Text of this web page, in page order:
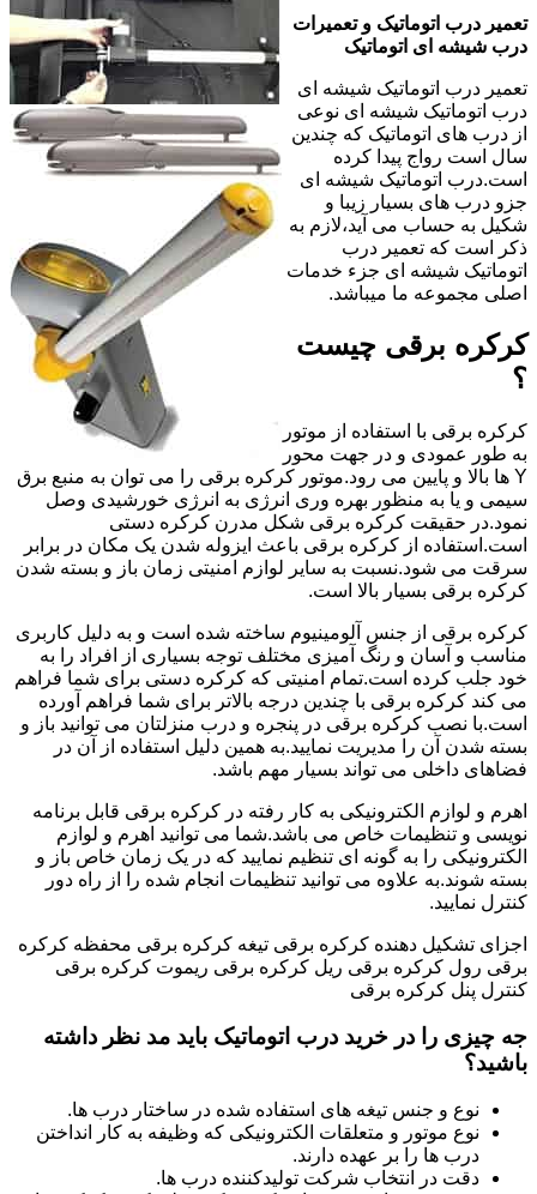
تعمیر درب اتوماتیک و تعمیرات
درب شیشه ای اتوماتیک
تعمیر درب اتوماتیک شیشه ای
درب اتوماتیک شیشه ای نوعی
از درب های اتوماتیک که چندین
سال است رواج پیدا کرده
است.درب اتوماتیک شیشه ای
جزو درب های بسیار زیبا و
شکیل به حساب می آید،لازم به
ذکر است که تعمیر درب
اتوماتیک شیشه ای جزء خدمات
اصلی مجموعه ما میباشد.
کرکره برقی چیست
؟
کرکره برقی با استفاده از موتور
به طور عمودی و در جهت محور
Y ها بالا و پایین می رود.موتور کرکره برقی را می توان به منبع برق
سیمی و یا به منظور بهره وری انرژی به انرژی خورشیدی وصل
نمود.در حقیقت کرکره برقی شکل مدرن کرکره دستی
است.استفاده از کرکره برقی باعث ایزوله شدن یک مکان در برابر
سرقت می شود.نسبت به سایر لوازم امنیتی زمان باز و بسته شدن
کرکره برقی بسیار بالا است.
کرکره برقی از جنس آلومینیوم ساخته شده است و به دلیل کاربری
مناسب و آسان و رنگ آمیزی مختلف توجه بسیاری از افراد را به
خود جلب کرده است.تمام امنیتی که کرکره دستی برای شما فراهم
می کند کرکره برقی با چندین درجه بالاتر برای شما فراهم آورده
است.با نصب کرکره برقی در پنجره و درب منزلتان می توانید باز و
بسته شدن آن را مدیریت نمایید.به همین دلیل استفاده از آن در
فضاهای داخلی می تواند بسیار مهم باشد.
اهرم و لوازم الکترونیکی به کار رفته در کرکره برقی قابل برنامه
نویسی و تنظیمات خاص می باشد.شما می توانید اهرم و لوازم
الکترونیکی را به گونه ای تنظیم نمایید که در یک زمان خاص باز و
بسته شوند.به علاوه می توانید تنظیمات انجام شده را از راه دور
کنترل نمایید.
اجزای تشکیل دهنده کرکره برقی تیغه کرکره برقی محفظه کرکره
برقی رول کرکره برقی ریل کرکره برقی ریموت کرکره برقی
کنترل پنل کرکره برقی
جه چیزی را در خرید درب اتوماتیک باید مد نظر داشته
باشید؟
نوع و جنس تیغه های استفاده شده در ساختار درب ها.
نوع موتور و متعلقات الکترونیکی که وظیفه به کار انداختن
درب ها را بر عهده دارند.
دقت در انتخاب شرکت تولیدکننده درب ها.